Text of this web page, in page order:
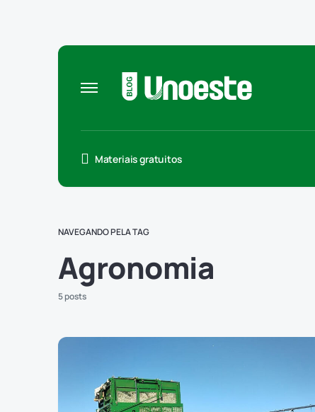
Materiais gratuitos
NAVEGANDO PELA TAG
Agronomia
5 posts